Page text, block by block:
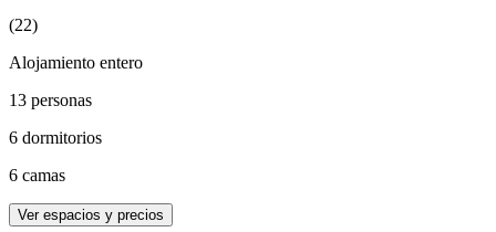
(22)
Alojamiento entero
13 personas
6 dormitorios
6 camas
Ver espacios y precios